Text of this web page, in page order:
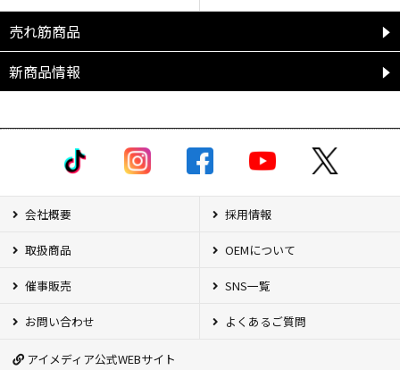
売れ筋商品
新商品情報
会社概要 採用情報
取扱商品 OEMについて
催事販売 SNS一覧
お問い合わせ よくあるご質問
アイメディア公式WEBサイト